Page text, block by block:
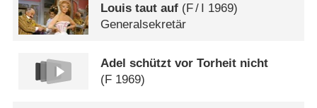
Louis taut auf (F/ I 1969)
Generalsekretär
Adel schützt vor Torheit nicht
(F 1969)